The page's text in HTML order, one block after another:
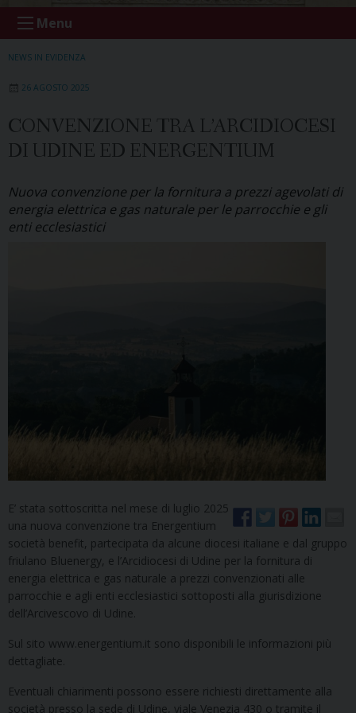
Menu
NEWS IN EVIDENZA
26 AGOSTO 2025
CONVENZIONE TRA L’ARCIDIOCESI
DI UDINE ED ENERGENTIUM
Nuova convenzione per la fornitura a prezzi agevolati di
energia elettrica e gas naturale per le parrocchie e gli
enti ecclesiastici
E’ stata sottoscritta nel mese di luglio 2025
una nuova convenzione tra Energentium
società benefit, partecipata da alcune diocesi italiane e dal gruppo
friulano Bluenergy, e l’Arcidiocesi di Udine per la fornitura di
energia elettrica e gas naturale a prezzi convenzionati alle
parrocchie e agli enti ecclesiastici sottoposti alla giurisdizione
dell’Arcivescovo di Udine.
Sul sito www.energentium.it sono disponibili le informazioni più
dettagliate.
Eventuali chiarimenti possono essere richiesti direttamente alla
società presso la sede di Udine, viale Venezia 430 o tramite il